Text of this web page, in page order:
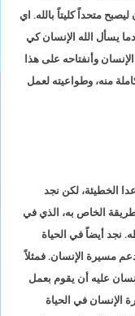
متحداً كليتاً بالله. اي
يسأل الله الإنسان كي
وأنفتاحه على هذا
منه، وطواعيته لعمل
الخطيئة، لكن نجد
طريقة الخاص به، الذي في
نجد أيضاً في الحياة
مسيرة الإنسان. فمثلاً
عليه أن يقوم بعمل
الإنسان في الحياة